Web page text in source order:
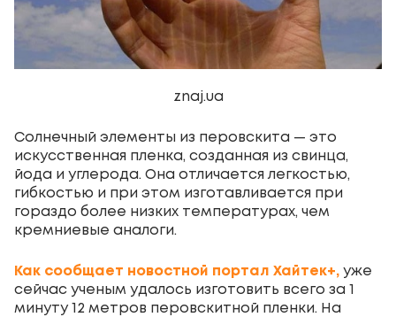
znaj.ua
Солнечный элементы из перовскита — это
искусственная пленка, созданная из свинца,
йода и углерода. Она отличается легкостью,
гибкостью и при этом изготавливается при
гораздо более низких температурах, чем
кремниевые аналоги.
Как сообщает новостной портал Хайтек+, уже
сейчас ученым удалось изготовить всего за 1
минуту 12 метров перовскитной пленки. На